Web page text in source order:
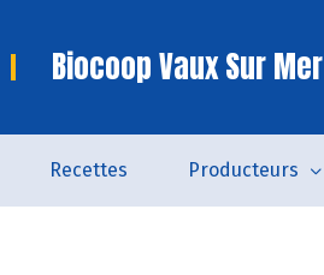
Biocoop Vaux Sur Mer
Recettes Producteurs